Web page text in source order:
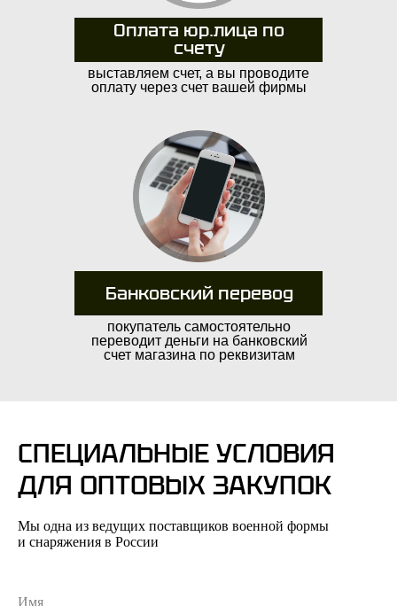
Оплата юр.лица по
счету
выставляем счет, а вы проводите
оплату через счет вашей фирмы
Банковский перевод
покупатель самостоятельно
переводит деньги на банковский
счет магазина по реквизитам
Довозим до транспортной
компании бесплатно
в день оплаты, при помощи:
Условия транспортных
компаний в России могут
варьироваться в зависимости
от выбранной компании.
СПЕЦИАЛЬНЫЕ УСЛОВИЯ
ДЛЯ ОПТОВЫХ ЗАКУПОК
Мы одна из ведущих поставщиков военной формы
и снаряжения в России